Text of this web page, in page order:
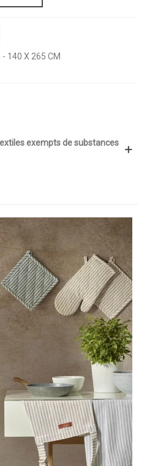
- 140 X 265 CM
exempts de substances